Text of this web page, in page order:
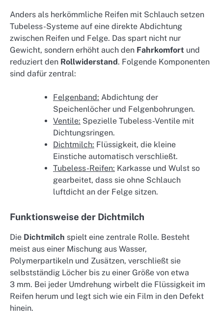
Anders als herkömmliche Reifen mit Schlauch setzen
Tubeless-Systeme auf eine direkte Abdichtung
zwischen Reifen und Felge. Das spart nicht nur
Gewicht, sondern erhöht auch den Fahrkomfort und
reduziert den Rollwiderstand. Folgende Komponenten
sind dafür zentral:
Felgenband: Abdichtung der
Speichenlöcher und Felgenbohrungen.
Ventile: Spezielle Tubeless-Ventile mit
Dichtungsringen.
Dichtmilch: Flüssigkeit, die kleine
Einstiche automatisch verschließt.
Tubeless-Reifen: Karkasse und Wulst so
gearbeitet, dass sie ohne Schlauch
luftdicht an der Felge sitzen.
Funktionsweise der Dichtmilch
Die Dichtmilch spielt eine zentrale Rolle. Besteht
meist aus einer Mischung aus Wasser,
Polymerpartikeln und Zusätzen, verschließt sie
selbstständig Löcher bis zu einer Größe von etwa
3 mm. Bei jeder Umdrehung wirbelt die Flüssigkeit im
Reifen herum und legt sich wie ein Film in den Defekt
hinein.